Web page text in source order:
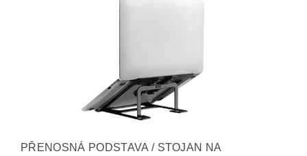
PŘENOSNÁ PODSTAVA / STOJAN NA